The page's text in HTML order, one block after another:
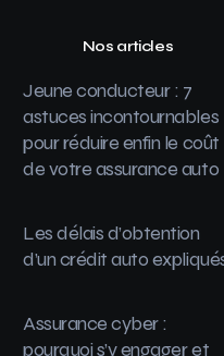
Nos articles
Jeune conducteur : 7
astuces incontournables
pour réduire enfin le coût
de votre assurance auto
Les délais d’obtention
d’un crédit auto
Assurance cyber :
pourquoi s’y engager et